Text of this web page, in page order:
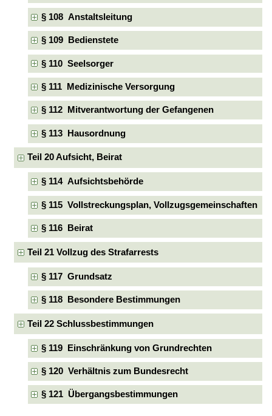
§ 108 Anstaltsleitung
§ 109 Bedienstete
§ 110 Seelsorger
§ 111 Medizinische Versorgung
§ 112 Mitverantwortung der Gefangenen
§ 113 Hausordnung
Teil 20 Aufsicht, Beirat
§ 114 Aufsichtsbehörde
§ 115 Vollstreckungsplan, Vollzugsgemeinschaften
§ 116 Beirat
Teil 21 Vollzug des Strafarrests
§ 117 Grundsatz
§ 118 Besondere Bestimmungen
Teil 22 Schlussbestimmungen
§ 119 Einschränkung von Grundrechten
§ 120 Verhältnis zum Bundesrecht
§ 121 Übergangsbestimmungen